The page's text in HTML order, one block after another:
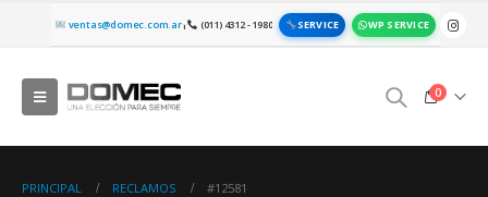
ventas@domec.com.ar| (011) 4312 - 1980 SERVICE WP SERVICE
0
PRINCIPAL RECLAMOS #12581